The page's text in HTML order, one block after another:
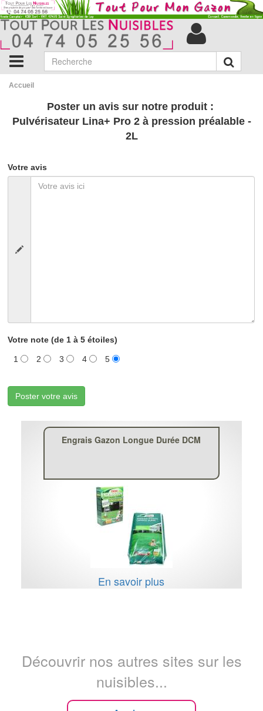
Accueil
Poster un avis sur notre produit :
Pulvérisateur Lina+ Pro 2 à pression préalable -
2L
Votre avis
Votre note (de 1 à 5 étoiles)
1 2 3 4 5
Poster votre avis
Engrais Gazon Longue Durée DCM
En savoir plus
Découvrir nos autres sites sur les
nuisibles...